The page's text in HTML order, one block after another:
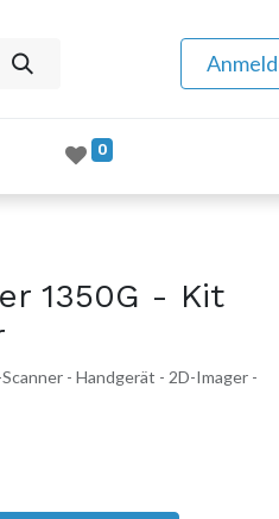
0
1350G - Kit
- Handgerät - 2D-Imager -